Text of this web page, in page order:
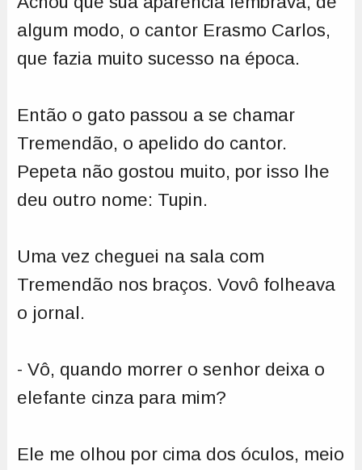
algum modo, o cantor Erasmo Carlos,
que fazia muito sucesso na época.
Então o gato passou a se chamar
Tremendão, o apelido do cantor.
Pepeta não gostou muito, por isso lhe
deu outro nome: Tupin.
Uma vez cheguei na sala com
Tremendão nos braços. Vovô folheava
o jornal.
- Vô, quando morrer o senhor deixa o
elefante cinza para mim?
Ele me olhou por cima dos óculos, meio